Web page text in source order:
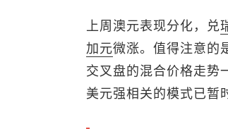
上周澳元表现分化，兑
加元微涨。值得注意的
交叉盘的混合价格走势
美元强相关的模式已暂